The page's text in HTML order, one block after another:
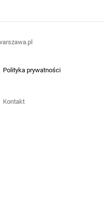
Polityka prywatności
Kontakt